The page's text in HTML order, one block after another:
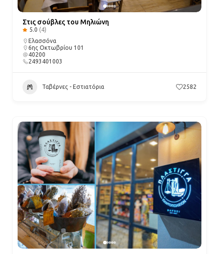
Στις σούβλες του Μηλιώνη
5.0 (4)
Ελασσόνα
6ης Οκτωβρίου 101
40200
2493401003
Ταβέρνες - Εστιατόρια 2582